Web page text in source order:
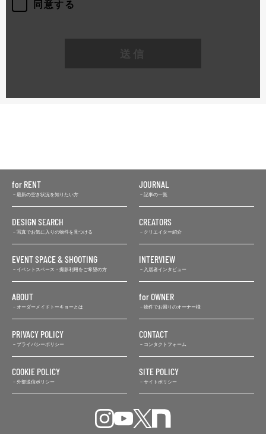
同意する
for RENT
最新の空き状況を知りたい方
JOURNAL
記事の一覧
DESIGN SEARCH
写真でお気に入りの物件を見つける
CREATORS
クリエイター紹介
EVENT SPACE & SHOOTING
イベントスペース・撮影利用をご希望の方
INTERVIEW
入居者インタビュー
ABOUT
オーダーメイドトーキョーとは
for OWNER
物件でお困りのオーナー様
PRIVACY POLICY
プライバシーポリシー
CONTACT
コンタクトフォーム
COOKIE POLICY
外部送信ポリシー
SITE POLICY
サイトポリシー